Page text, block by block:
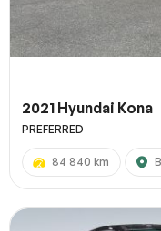
2021 Hyundai Kona
PREFERRED
84 840 km
Dropbox, Imgur ou